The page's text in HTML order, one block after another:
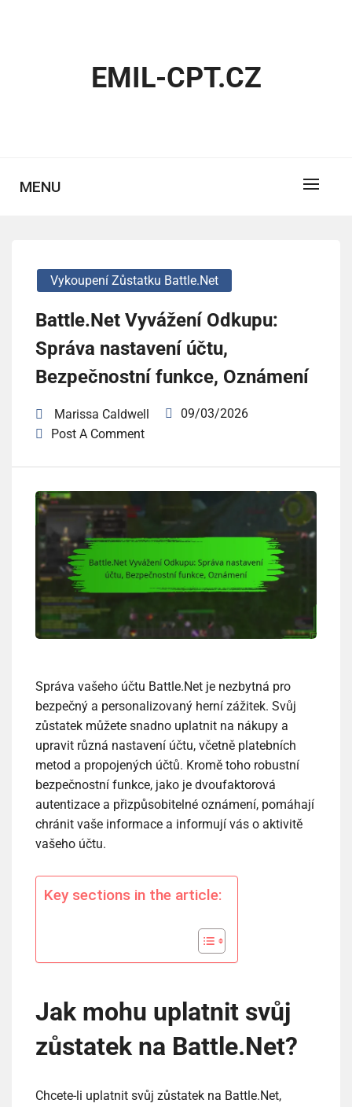
EMIL-CPT.CZ
MENU
Vykoupení Zůstatku Battle.net
Battle.Net Vyvážení Odkupu:
Správa nastavení účtu,
Bezpečnostní funkce, Oznámení
Marissa Caldwell
09/03/2026
Post A Comment
Správa vašeho účtu Battle.Net je nezbytná pro
bezpečný a personalizovaný herní zážitek. Svůj
zůstatek můžete snadno uplatnit na nákupy a
upravit různá nastavení účtu, včetně platebních
metod a propojených účtů. Kromě toho robustní
bezpečnostní funkce, jako je dvoufaktorová
autentizace a přizpůsobitelné oznámení, pomáhají
chránit vaše informace a informují vás o aktivitě
vašeho účtu.
Key sections in the article:
Jak mohu uplatnit svůj
zůstatek na Battle.Net?
Chcete-li uplatnit svůj zůstatek na Battle.Net,